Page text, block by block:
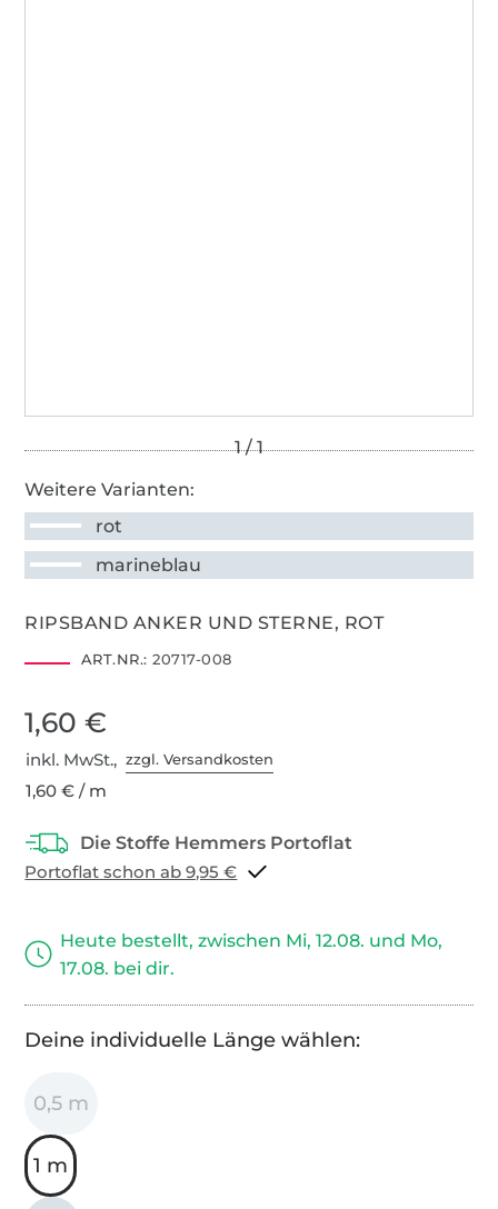
Weitere Varianten:
rot
marineblau
RIPSBAND ANKER UND STERNE, ROT
ART.NR.: 20717-008
1,60 €
inkl. MwSt.,zzgl. Versandkosten
1,60 € / m
Portoflat schon ab 9,95 €
Heute bestellt, zwischen Mi, 12.08. und Mo,
17.08. bei dir.
Deine individuelle Länge wählen:
0,5 m
1 m